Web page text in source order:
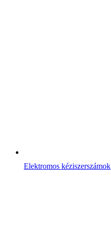
Elektromos kéziszerszámok